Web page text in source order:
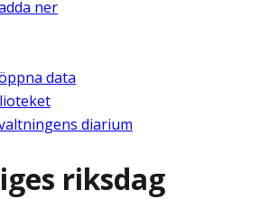
ner
data
diarium
riksdag